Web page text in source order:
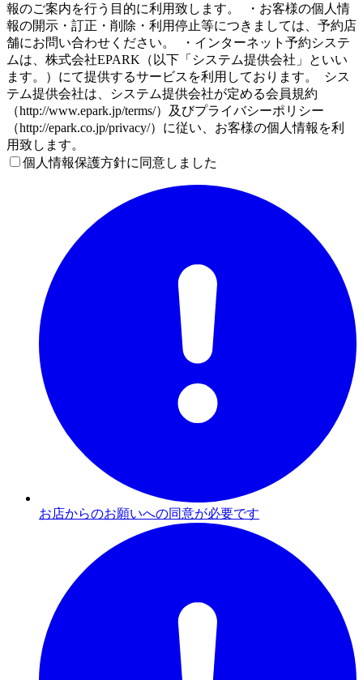
報のご案内を行う目的に利用致します。 ・お客様の個人情
報の開示・訂正・削除・利用停止等につきましては、予約店
舗にお問い合わせください。 ・インターネット予約システ
ムは、株式会社EPARK（以下「システム提供会社」といい
ます。）にて提供するサービスを利用しております。 シス
テム提供会社は、システム提供会社が定める会員規約
（http://www.epark.jp/terms/）及びプライバシーポリシー
（http://epark.co.jp/privacy/）に従い、お客様の個人情報を利
用致します。
個人情報保護方針に同意しました
お店からのお願いへの同意が必要です